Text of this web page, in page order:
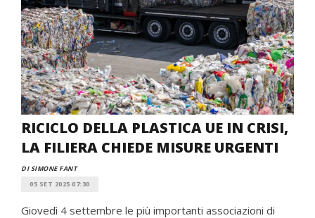
RICICLO DELLA PLASTICA UE IN CRISI,
LA FILIERA CHIEDE MISURE URGENTI
DI SIMONE FANT
05 SET 2025 07:30
Giovedì 4 settembre le più importanti associazioni di